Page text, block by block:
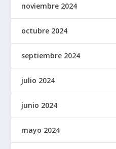
noviembre 2024
octubre 2024
septiembre 2024
julio 2024
junio 2024
mayo 2024